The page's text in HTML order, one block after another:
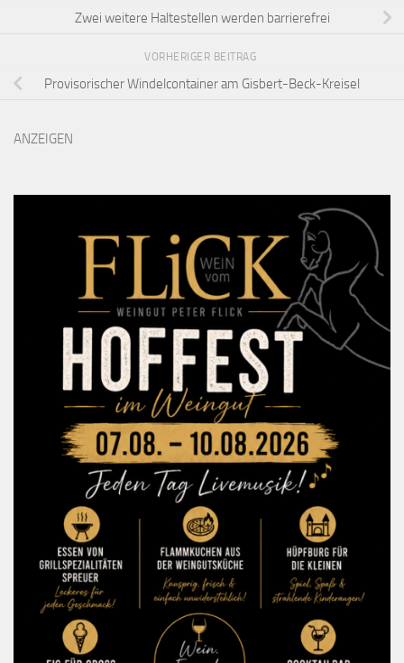
Zwei weitere Haltestellen werden barrierefrei
VORHERIGER BEITRAG
Provisorischer Windelcontainer am Gisbert-Beck-Kreisel
ANZEIGEN